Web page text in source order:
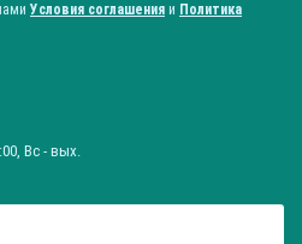
Условия соглашения и Политика
Вc - вых.